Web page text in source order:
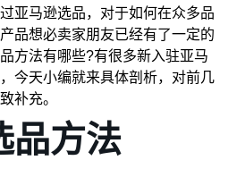
亚马逊选品，对于如何在众多品
品想必卖家朋友已经有了一定的
方法有哪些?有很多新入驻亚马
今天小编就来具体剖析，对前几
补充。
品方法